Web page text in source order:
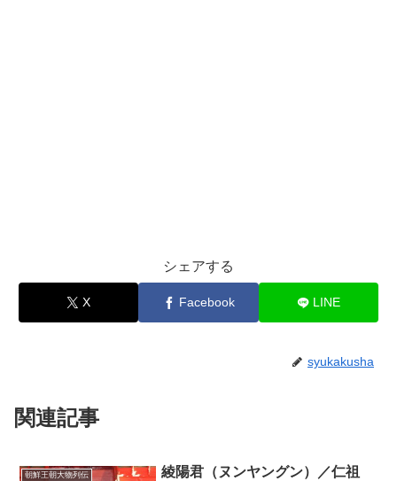
シェアする
X Facebook LINE
syukakusha
関連記事
朝鮮王朝大物列伝
綾陽君（ヌンヤングン）／仁祖